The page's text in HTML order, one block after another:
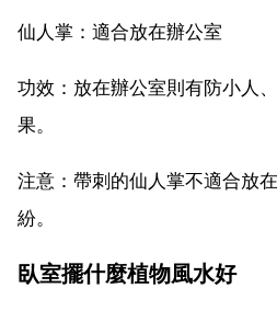
仙人掌：適合放在辦公室
功效：放在辦公室則有防小人
果。
注意：帶刺的仙人掌不適合放
紛。
臥室擺什麼植物風水好